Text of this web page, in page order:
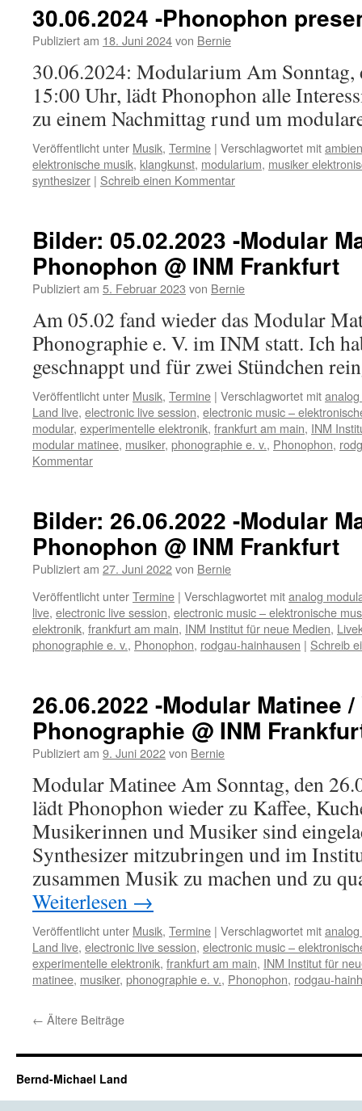
30.06.2024 -Phonophon
Publiziert am 18. Juni 2024von Bernie
30.06.2024: Modularium Am Sonntag,
15:00 Uhr, lädt Phonophon alle
zu einem Nachmittag rund um
Veröffentlicht unter Musik, Termine | Verschlagwortet mit
elektronische musik, klangkunst, modularium, musiker
synthesizer | Schreib einen Kommentar
Bilder: 05.02.2023 -Modular
Phonophon @ INM Frankfurt
Publiziert am 5. Februar 2023 von Bernie
Am 05.02 fand wieder das Modular
Phonographie e. V. im INM statt. Ich
geschnappt und für zwei Stündchen
Veröffentlicht unter Musik, Termine | Verschlagwortet mit
Land live, electronic live session, electronic music –
modular, experimentelle elektronik, frankfurt am main, INM
modular matinee, musiker, phonographie e. v., Phonophon,
Kommentar
Bilder: 26.06.2022 -Modular
Phonophon @ INM Frankfurt
Publiziert am 27. Juni 2022von Bernie
Veröffentlicht unterTermine | Verschlagwortet mitanalog
live, electronic live session, electronic music – elektronische
elektronik, frankfurt am main, INM Institut für neue Medien,
phonographie e. v., Phonophon, rodgau-hainhausen | Schreib
26.06.2022 -Modular Matinee
Phonographie @ INM
Publiziert am 9. Juni 2022von Bernie
Modular Matinee Am Sonntag, den
lädt Phonophon wieder zu Kaffee,
Musikerinnen und Musiker sind
Synthesizer mitzubringen und im
zusammen Musik zu machen und zu
Weiterlesen →
Veröffentlicht unter Musik, Termine | Verschlagwortet mit
Land live, electronic live session, electronic music –
experimentelle elektronik, frankfurt am main, INM Institut für
matinee, musiker, phonographie e. v., Phonophon, rodgau-
← Ältere Beiträge
Bernd-Michael Land